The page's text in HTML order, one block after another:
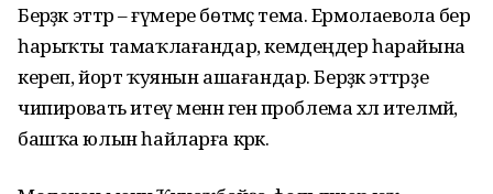
Берәҙәк эттәр – ғүмере бөтмәҫ тема. Ермолаевола бер
һарыҡты тамаҡлағандар, кемдеңдер һарайына
кереп, йорт ҡуянын ашағандар. Берәҙәк эттәрҙе
чипировать итеү менән генә проблема хәл ителмәй,
башҡа юлын һайларға кәрәк.